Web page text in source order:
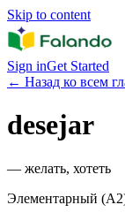
Skip to content
Sign inGet Started
← Назад ко всем
desejar
— желать, хотеть
Элементарный